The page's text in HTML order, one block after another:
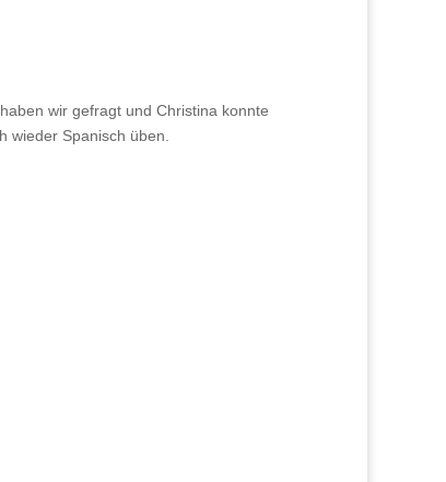
wir gefragt und Christina konnte
wieder Spanisch üben.